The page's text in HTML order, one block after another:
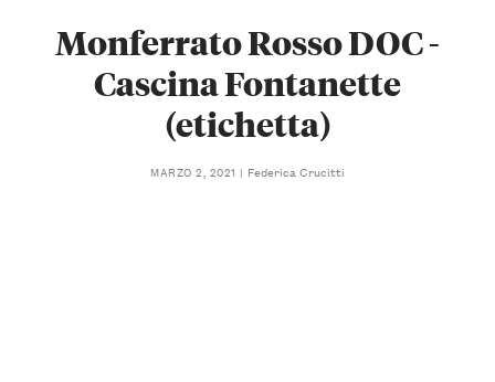
Monferrato Rosso DOC -
Cascina Fontanette
(etichetta)
MARZO 2, 2021 Federica Crucitti